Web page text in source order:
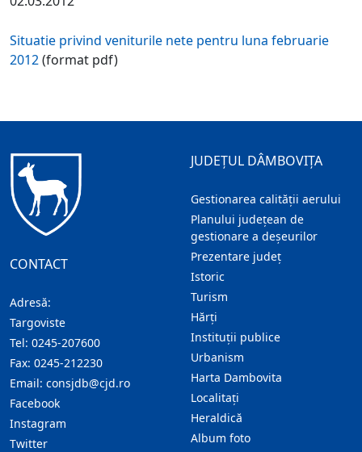
Situatie privind veniturile nete pentru luna februarie
2012(format pdf)
CONTACT
Adresă:
Targoviste
Tel: 0245-207600
Fax: 0245-212230
Email: consjdb@cjd.ro
Facebook
Instagram
Twitter
JUDEȚUL DÂMBOVIȚA
Gestionarea calității aerului
Planului județean de
gestionare a deșeurilor
Prezentare judeţ
Istoric
Turism
Hărţi
Instituţii publice
Urbanism
Harta Dambovita
Localitaţi
Heraldică
Album foto